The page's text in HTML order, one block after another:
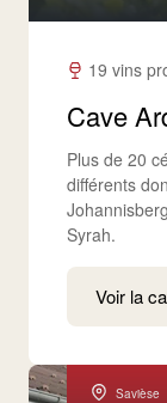
19 vins
Cave
Plus de 20
différents
Syrah.
Voir la
Savièse